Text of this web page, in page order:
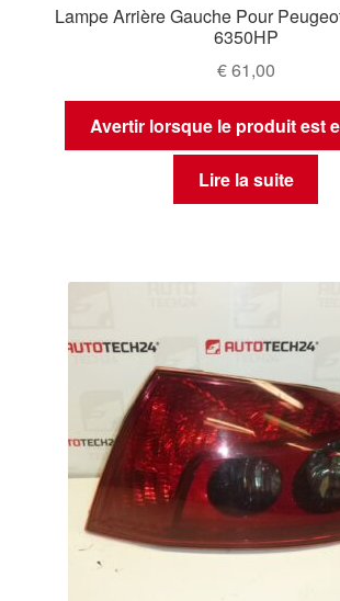
Lampe Arrière Gauche Pour
6350HP
€61,00
Avertir lorsque le produit est
Lire la suite